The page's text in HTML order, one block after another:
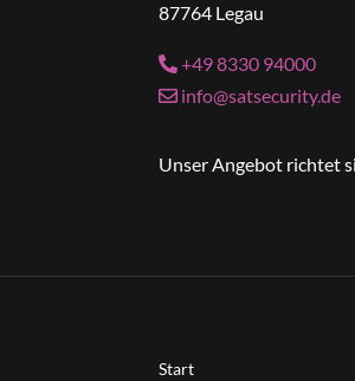
87764 Legau
+49 8330 94000
info@satsecurity.de
Unser Angebot richtet
Start